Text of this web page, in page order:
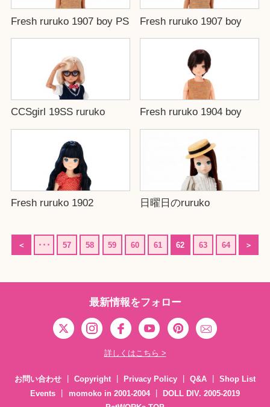
Fresh ruruko 1907 boy PS Fresh ruruko 1907 boy
CCSgirl 19SS ruruko Fresh ruruko 1904 boy
Fresh ruruko 1902 日曜日のruruko
＜ ･･･ 57 58 59 60 61 62 63 64 ＞
最新情報をフォロー
詳しくはこちら >
お問い合わせ Copyright Privacy Policy Q&A
Shop List
Events
momoko in 2001-2004
DOLL DIV. 2005-2019